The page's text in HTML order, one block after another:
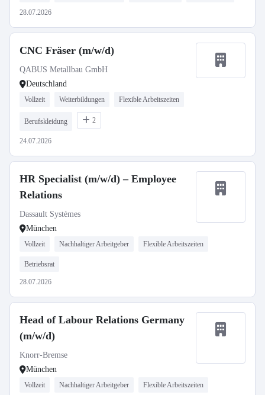
28.07.2026
CNC Fräser (m/w/d)
QABUS Metallbau GmbH
Deutschland
Vollzeit Weiterbildungen Flexible Arbeitszeiten
Berufskleidung 2
24.07.2026
HR Specialist (m/w/d) – Employee
Relations
Dassault Systèmes
München
Vollzeit Nachhaltiger Arbeitgeber Flexible Arbeitszeiten
Betriebsrat
28.07.2026
Head of Labour Relations Germany
(m/w/d)
Knorr-Bremse
München
Vollzeit Nachhaltiger Arbeitgeber Flexible Arbeitszeiten